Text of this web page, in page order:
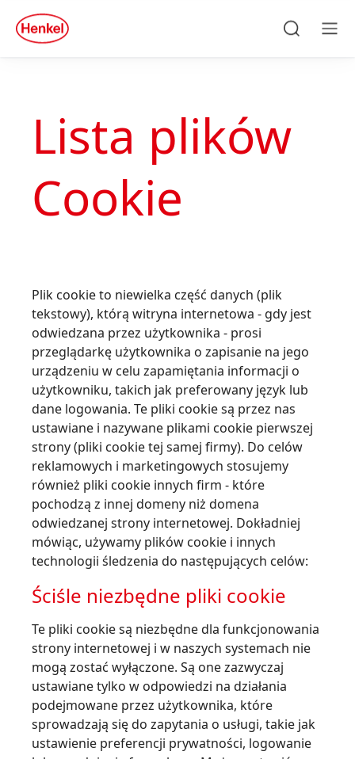
Skip to footer
quick
search
Lista plików
Cookie
Plik cookie to niewielka część danych (plik
tekstowy), którą witryna internetowa - gdy jest
odwiedzana przez użytkownika - prosi
przeglądarkę użytkownika o zapisanie na jego
urządzeniu w celu zapamiętania informacji o
użytkowniku, takich jak preferowany język lub
dane logowania. Te pliki cookie są przez nas
ustawiane i nazywane plikami cookie pierwszej
strony (pliki cookie tej samej firmy). Do celów
reklamowych i marketingowych stosujemy
również pliki cookie innych firm - które
pochodzą z innej domeny niż domena
odwiedzanej strony internetowej. Dokładniej
mówiąc, używamy plików cookie i innych
technologii śledzenia do następujących celów:
Ściśle niezbędne pliki cookie
Te pliki cookie są niezbędne dla funkcjonowania
strony internetowej i w naszych systemach nie
mogą zostać wyłączone. Są one zazwyczaj
ustawiane tylko w odpowiedzi na działania
podejmowane przez użytkownika, które
sprowadzają się do zapytania o usługi, takie jak
ustawienie preferencji prywatności, logowanie